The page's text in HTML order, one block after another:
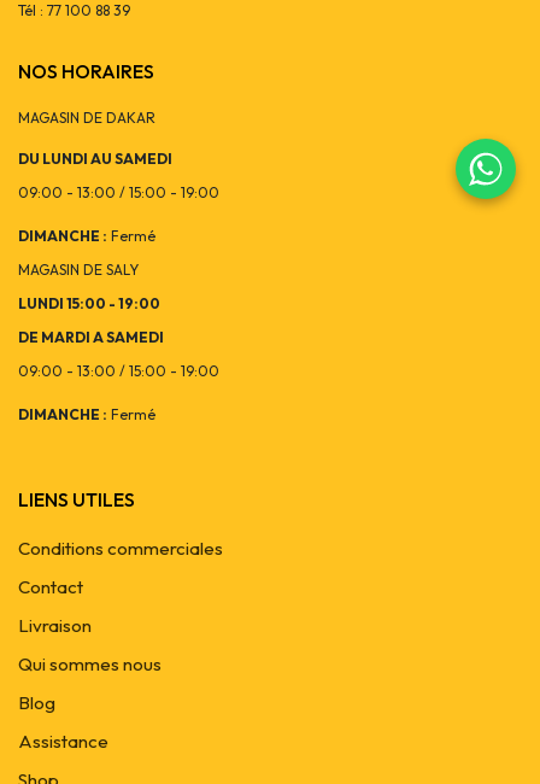
Tél : 77 100 88 39
NOS HORAIRES
MAGASIN DE DAKAR
DU LUNDI AU SAMEDI
09:00 - 13:00 / 15:00 - 19:00
DIMANCHE : Fermé
MAGASIN DE SALY
LUNDI 15:00 - 19:00
DE MARDI A SAMEDI
09:00 - 13:00 / 15:00 - 19:00
DIMANCHE : Fermé
LIENS UTILES
Conditions commerciales
Contact
Livraison
Qui sommes nous
Blog
Assistance